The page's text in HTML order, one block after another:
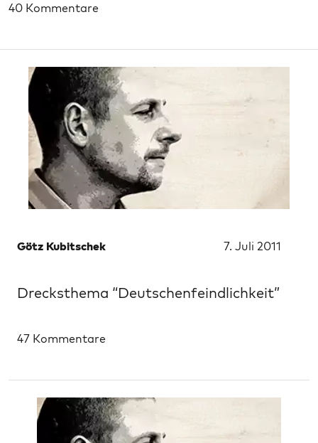
40 Kommentare
Götz Kubitschek 7. Juli 2011
Drecksthema “Deutschenfeindlichkeit”
47 Kommentare